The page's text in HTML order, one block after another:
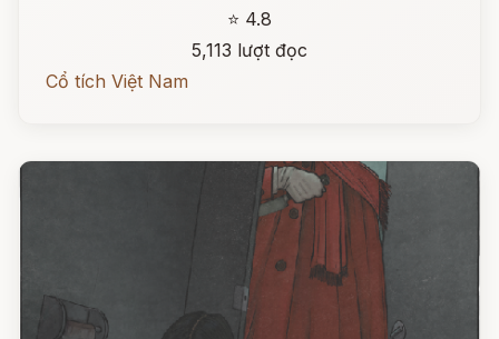
⭐ 4.8
5,113 lượt đọc
Cổ tích Việt Nam